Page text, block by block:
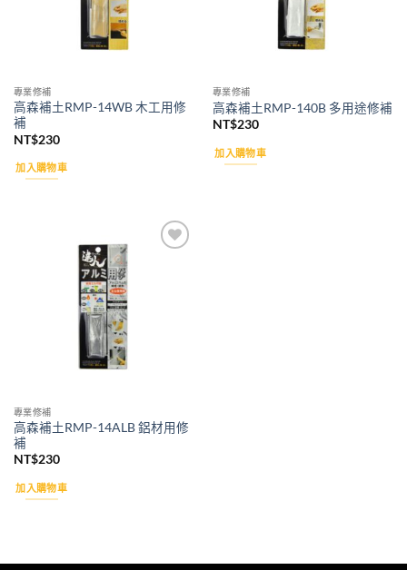
專業修補
高森補土RMP-14WB 木工用修
補
NT$230
加入購物車
專業修補
高森補土RMP-140B 多用途修補
NT$230
加入購物車
專業修補
高森補土RMP-14ALB 鋁材用修
補
NT$230
加入購物車